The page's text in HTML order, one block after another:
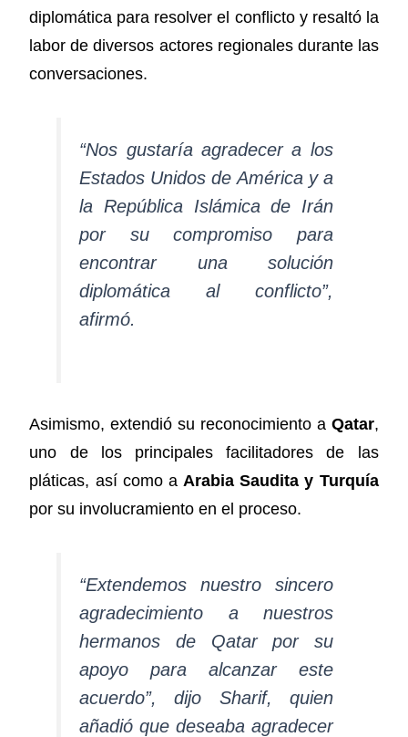
diplomática para resolver el conflicto y resaltó la
labor de diversos actores regionales durante las
conversaciones.
“Nos gustaría agradecer a los
Estados Unidos de América y a
la República Islámica de Irán
por su compromiso para
encontrar una solución
diplomática al conflicto”,
afirmó.
Asimismo, extendió su reconocimiento a Qatar,
uno de los principales facilitadores de las
pláticas, así como aArabia Saudita y Turquía
por su involucramiento en el proceso.
“Extendemos nuestro sincero
agradecimiento a nuestros
hermanos de Qatar por su
apoyo para alcanzar este
acuerdo”, dijo Sharif, quien
añadió que deseaba agradecer